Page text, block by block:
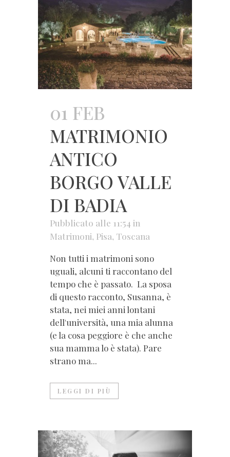
01 FEB
MATRIMONIO
ANTICO
BORGO VALLE
DI BADIA
Pubblicato alle 11:54 in
Matrimoni, Pisa, Toscana
Non tutti i matrimoni sono
uguali, alcuni ti raccontano del
tempo che è passato. La sposa
di questo racconto, Susanna, è
stata, nei miei anni lontani
dell'università, una mia alunna
(e la cosa peggiore è che anche
sua mamma lo è stata). Pare
strano ma...
LEGGI DI PIÙ